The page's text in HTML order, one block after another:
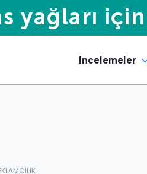
Incelemeler